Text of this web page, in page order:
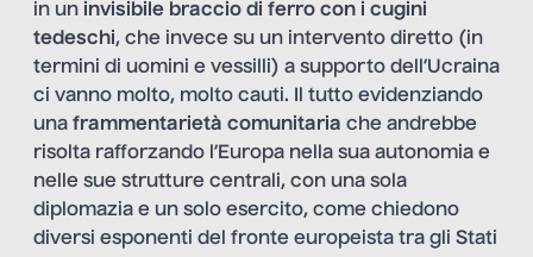
in un invisibile braccio di ferro con i cugini
tedeschi, che invece su un intervento diretto (in
termini di uomini e vessilli) a supporto dell’Ucraina
ci vanno molto, molto cauti. Il tutto evidenziando
una frammentarietà comunitaria che andrebbe
risolta rafforzando l’Europa nella sua autonomia e
nelle sue strutture centrali, con una sola
diplomazia e un solo esercito, come chiedono
diversi esponenti del fronte europeista tra gli Stati